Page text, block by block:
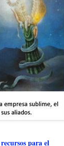
para el